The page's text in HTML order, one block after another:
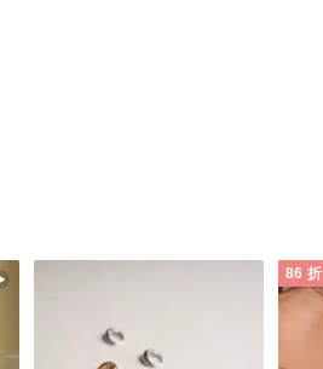
86 折